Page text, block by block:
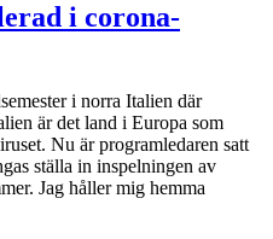
i corona-
i norra Italien där
är det land i Europa som
Nu är programledaren satt
ställa in inspelningen av
Jag håller mig hemma